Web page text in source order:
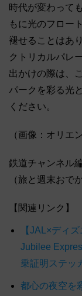
時代が変わって
もに光のフロー
褪せることはあ
クトリカルパレ
出かけの際は、
パークを彩る光
ください。
（画像：オリエ
鉄道チャンネル
（旅と週末おで
【関連リンク】
【JAL×ディ
Jubilee
乗証明ステッ
都心の夜空を